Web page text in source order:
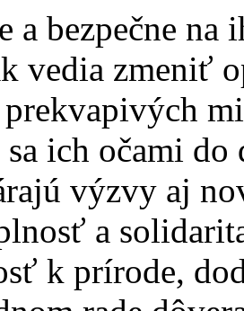
a bezpečne na
vedia zmeniť
ich očami
výzvy aj
a
k prírode,